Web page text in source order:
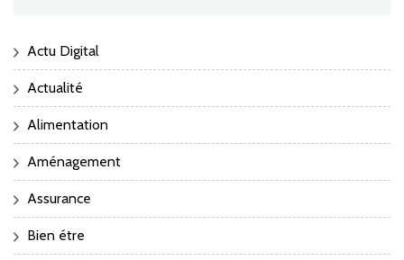
Actu Digital
Actualité
Alimentation
Aménagement
Assurance
Bien étre